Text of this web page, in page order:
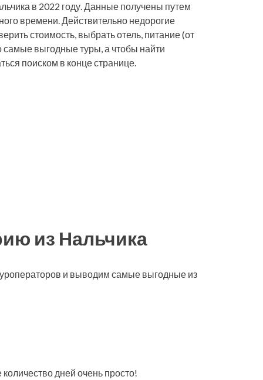
в 2022 году. Данные получены путем
времени. Действительно недорогие
стоимость, выбрать отель, питание (от
самые выгодные туры, а чтобы найти
поиском в конце странице.
из Нальчика
и выводим самые выгодные из
дней очень просто!